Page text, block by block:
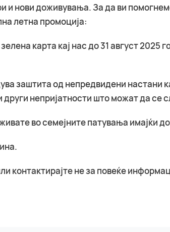
и нови доживувања. За да ви
летна промоција:
карта кај нас до 31 август 2025
заштита од непредвидени настани
непријатности што можат да се
во семејните патувања имајќи
контактирајте не за повеќе